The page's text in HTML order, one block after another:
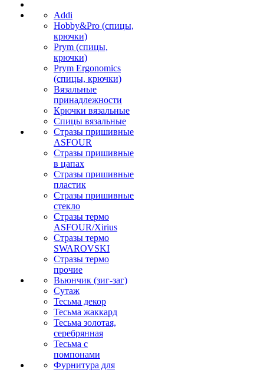
Addi
Hobby&Pro (спицы,
крючки)
Prym (спицы,
крючки)
Prym Ergonomics
(спицы, крючки)
Вязальные
принадлежности
Крючки вязальные
Спицы вязальные
Стразы пришивные
ASFOUR
Стразы пришивные
в цапах
Стразы пришивные
пластик
Стразы пришивные
стекло
Стразы термо
ASFOUR/Xirius
Стразы термо
SWAROVSKI
Стразы термо
прочие
Вьюнчик (зиг-заг)
Сутаж
Тесьма декор
Тесьма жаккард
Тесьма золотая,
серебрянная
Тесьма с
помпонами
Фурнитура для